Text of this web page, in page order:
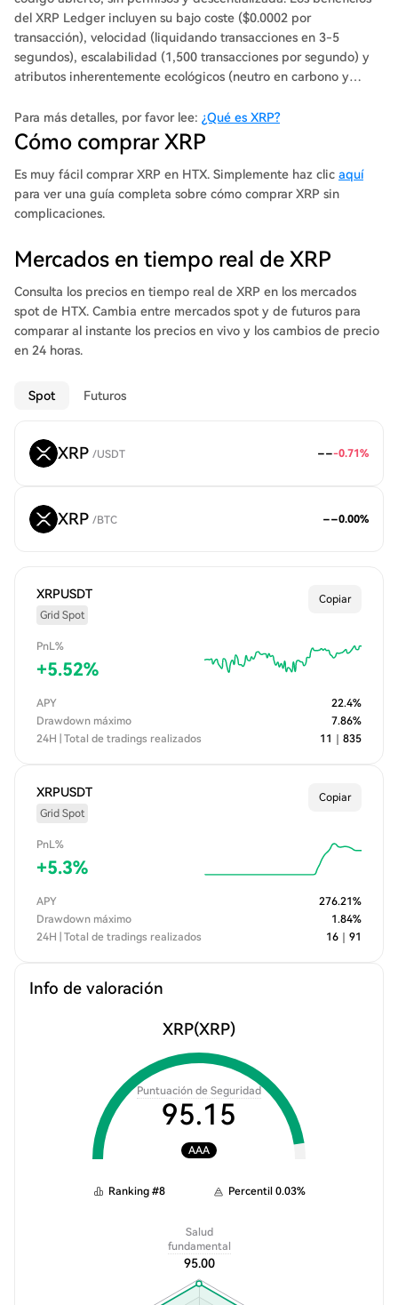
del XRP Ledger incluyen su bajo coste ($0.0002 por
transacción), velocidad (liquidando transacciones en 3-5
segundos), escalabilidad (1,500 transacciones por segundo) y
atributos inherentemente ecológicos (neutro en carbono y
primer intercambio descentralizado (DEX) y capacidades de
tokenización personalizadas integradas en el protocolo. Desde
2012, el XRP Ledger ha estado funcionando de manera fiable,
habiendo cerrado 70 millones de libros contables.
Para más detalles, por favor lee: ¿Qué es XRP?
Cómo comprar XRP
Es muy fácil comprar XRP en HTX. Simplemente haz clic aquí
para ver una guía completa sobre cómo comprar XRP sin
complicaciones.
Mercados en tiempo real de XRP
Consulta los precios en tiempo real de XRP en los mercados
spot de HTX. Cambia entre mercados spot y de futuros para
comparar al instante los precios en vivo y los cambios de precio
en 24 horas.
Spot Futuros
XRP /USDT ---0.71%
XRP /BTC --0.00%
XRPUSDT
Grid Spot
Copiar
PnL%
+5.52%
APY 22.4%
Drawdown máximo
7.86%
24H | Total de tradings realizados
11 835
XRPUSDT
Grid Spot
Copiar
PnL%
+5.3%
APY 276.21%
Drawdown máximo
1.84%
24H | Total de tradings realizados
16 91
Info de valoración
XRP(XRP)
Puntuación de Seguridad
95.15
AAA
Ranking #8 Percentil 0.03%
Salud
fundamental
95.00